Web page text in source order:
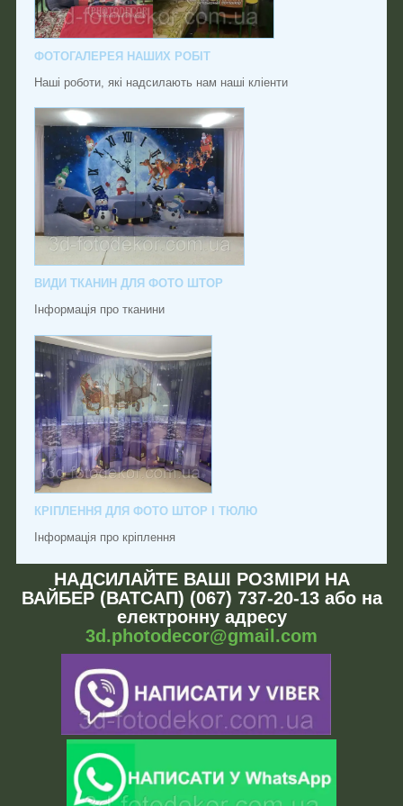
ФОТОГАЛЕРЕЯ НАШИХ РОБІТ
Наші роботи, які надсилають нам наші кліенти
ВИДИ ТКАНИН ДЛЯ ФОТО ШТОР
Інформація про тканини
КРІПЛЕННЯ ДЛЯ ФОТО ШТОР І ТЮЛЮ
Інформація про кріплення
НАДСИЛАЙТЕ ВАШІ РОЗМІРИ НА
ВАЙБЕР (ВАТСАП) (067) 737-20-13 або на
електронну адресу
3d.photodecor@gmail.com